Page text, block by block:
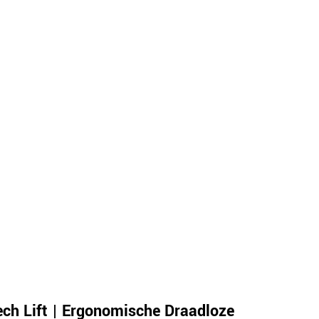
Lift | Ergonomische Draadloze